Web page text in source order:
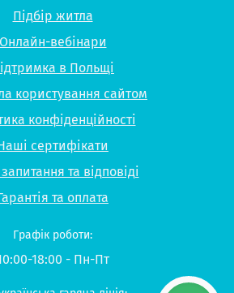
Підбір житла
Онлайн-вебінари
в Польщі
користування сайтом
конфіденційності
сертифікати
та відповіді
та оплата
Графік роботи:
18:00 - Пн-Пт